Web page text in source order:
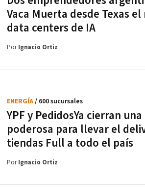
Vaca Muerta desde Texas
data centers de IA
PorIgnacio Ortiz
YPF y PedidosYa cierran
poderosa para llevar el
tiendas Full a todo el país
ENERGÍA/ 600 sucursales
PorIgnacio Ortiz